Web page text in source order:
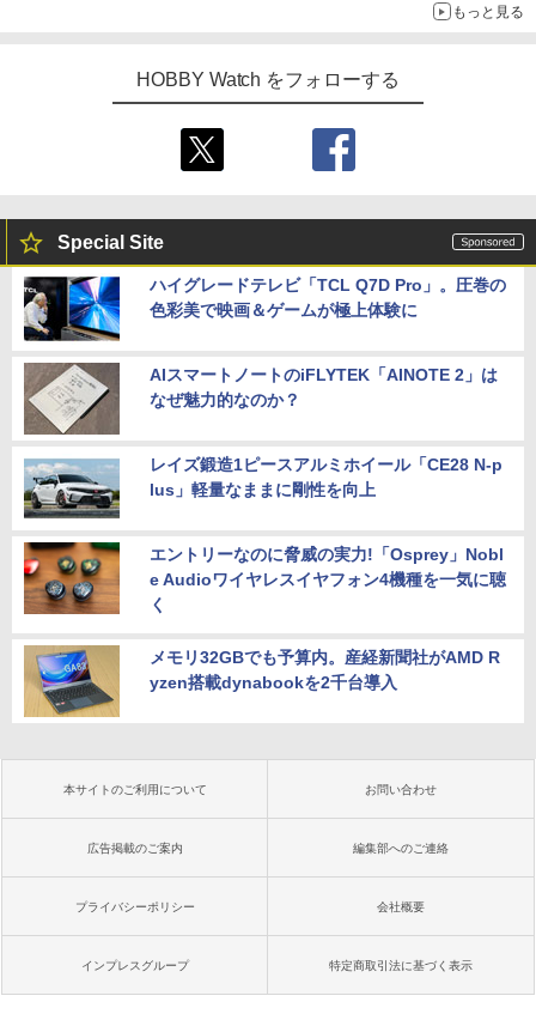
もっと見る
HOBBY Watch をフォローする
Special Site
ハイグレードテレビ「TCL Q7D Pro」。圧巻の
色彩美で映画＆ゲームが極上体験に
AIスマートノートのiFLYTEK「AINOTE 2」は
なぜ魅力的なのか？
レイズ鍛造1ピースアルミホイール「CE28 N-p
lus」軽量なままに剛性を向上
エントリーなのに脅威の実力!「Osprey」Nobl
e Audioワイヤレスイヤフォン4機種を一気に聴
く
メモリ32GBでも予算内。産経新聞社がAMD R
yzen搭載dynabookを2千台導入
本サイトのご利用について お問い合わせ
広告掲載のご案内 編集部へのご連絡
プライバシーポリシー 会社概要
インプレスグループ 特定商取引法に基づく表示